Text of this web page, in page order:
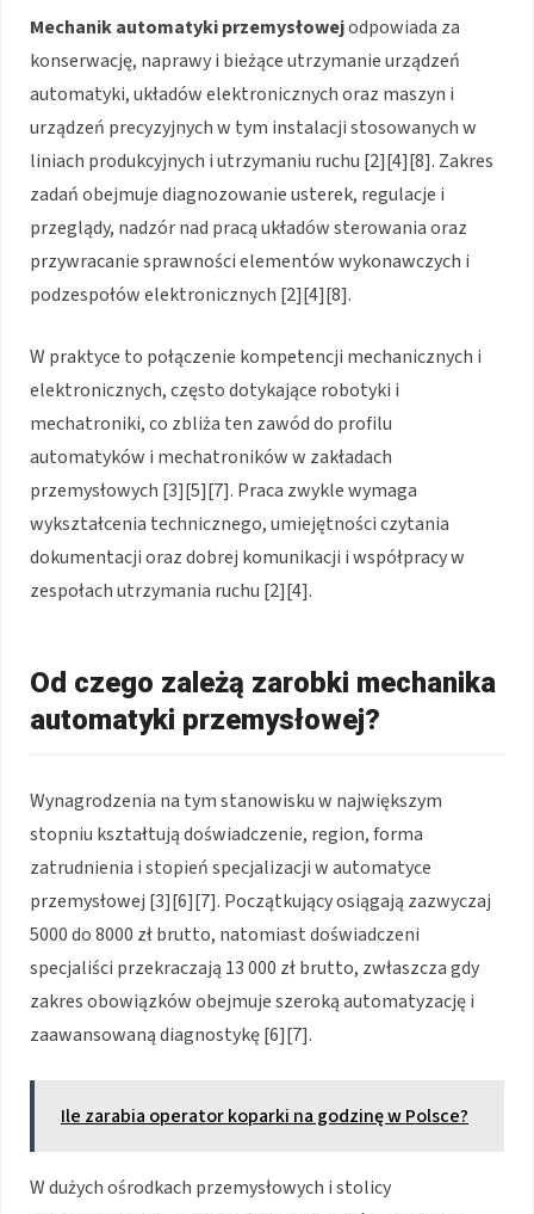
Mechanik automatyki przemysłowejodpowiada za
konserwację, naprawy i bieżące utrzymanie urządzeń
automatyki, układów elektronicznych oraz maszyn i
urządzeń precyzyjnych w tym instalacji stosowanych w
liniach produkcyjnych i utrzymaniu ruchu [2][4][8]. Zakres
zadań obejmuje diagnozowanie usterek, regulacje i
przeglądy, nadzór nad pracą układów sterowania oraz
przywracanie sprawności elementów wykonawczych i
podzespołów elektronicznych [2][4][8].
W praktyce to połączenie kompetencji mechanicznych i
elektronicznych, często dotykające robotyki i
mechatroniki, co zbliża ten zawód do profilu
automatyków i mechatroników w zakładach
przemysłowych [3][5][7]. Praca zwykle wymaga
wykształcenia technicznego, umiejętności czytania
dokumentacji oraz dobrej komunikacji i współpracy w
zespołach utrzymania ruchu [2][4].
Od czego zależą zarobki mechanika
automatyki przemysłowej?
Wynagrodzenia na tym stanowisku w największym
stopniu kształtują doświadczenie, region, forma
zatrudnienia i stopień specjalizacji w automatyce
przemysłowej [3][6][7]. Początkujący osiągają zazwyczaj
5000 do 8000 zł brutto, natomiast doświadczeni
specjaliści przekraczają 13 000 zł brutto, zwłaszcza gdy
zakres obowiązków obejmuje szeroką automatyzację i
zaawansowaną diagnostykę [6][7].
Ile zarabia operator koparki na godzinę w Polsce?
W dużych ośrodkach przemysłowych i stolicy